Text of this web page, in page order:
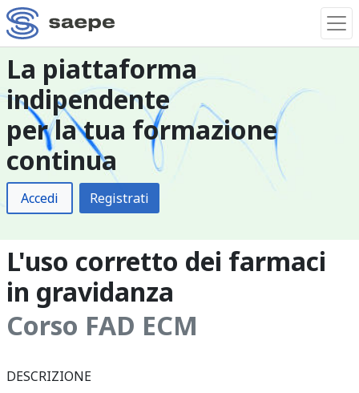
La piattaforma
indipendente
per la tua formazione
continua
Accedi Registrati
L'uso corretto dei farmaci
in gravidanza
Corso FAD ECM
DESCRIZIONE